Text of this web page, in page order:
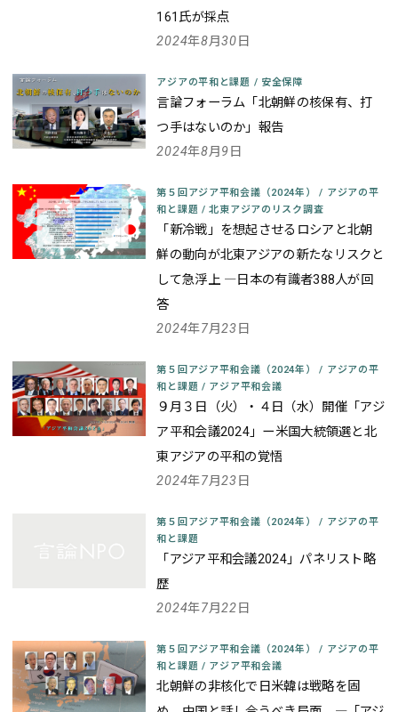
161氏が採点
2024年8月30日
アジアの平和と課題 / 安全保障
言論フォーラム「北朝鮮の核保有、打
つ手はないのか」報告
2024年8月9日
第５回アジア平和会議（2024年）/ アジアの平
和と課題 / 北東アジアのリスク調査
「新冷戦」を想起させるロシアと北朝
鮮の動向が北東アジアの新たなリスクと
して急浮上 ―日本の有識者388人が回
答
2024年7月23日
第５回アジア平和会議（2024年）/ アジアの平
和と課題 / アジア平和会議
９月３日（火）・４日（水）開催「アジ
ア平和会議2024」 ー米国大統領選と北
東アジアの平和の覚悟
2024年7月23日
第５回アジア平和会議（2024年）/ アジアの平
和と課題
「アジア平和会議2024」パネリスト略
歴
2024年7月22日
第５回アジア平和会議（2024年）/ アジアの平
和と課題 / アジア平和会議
北朝鮮の非核化で日米韓は戦略を固